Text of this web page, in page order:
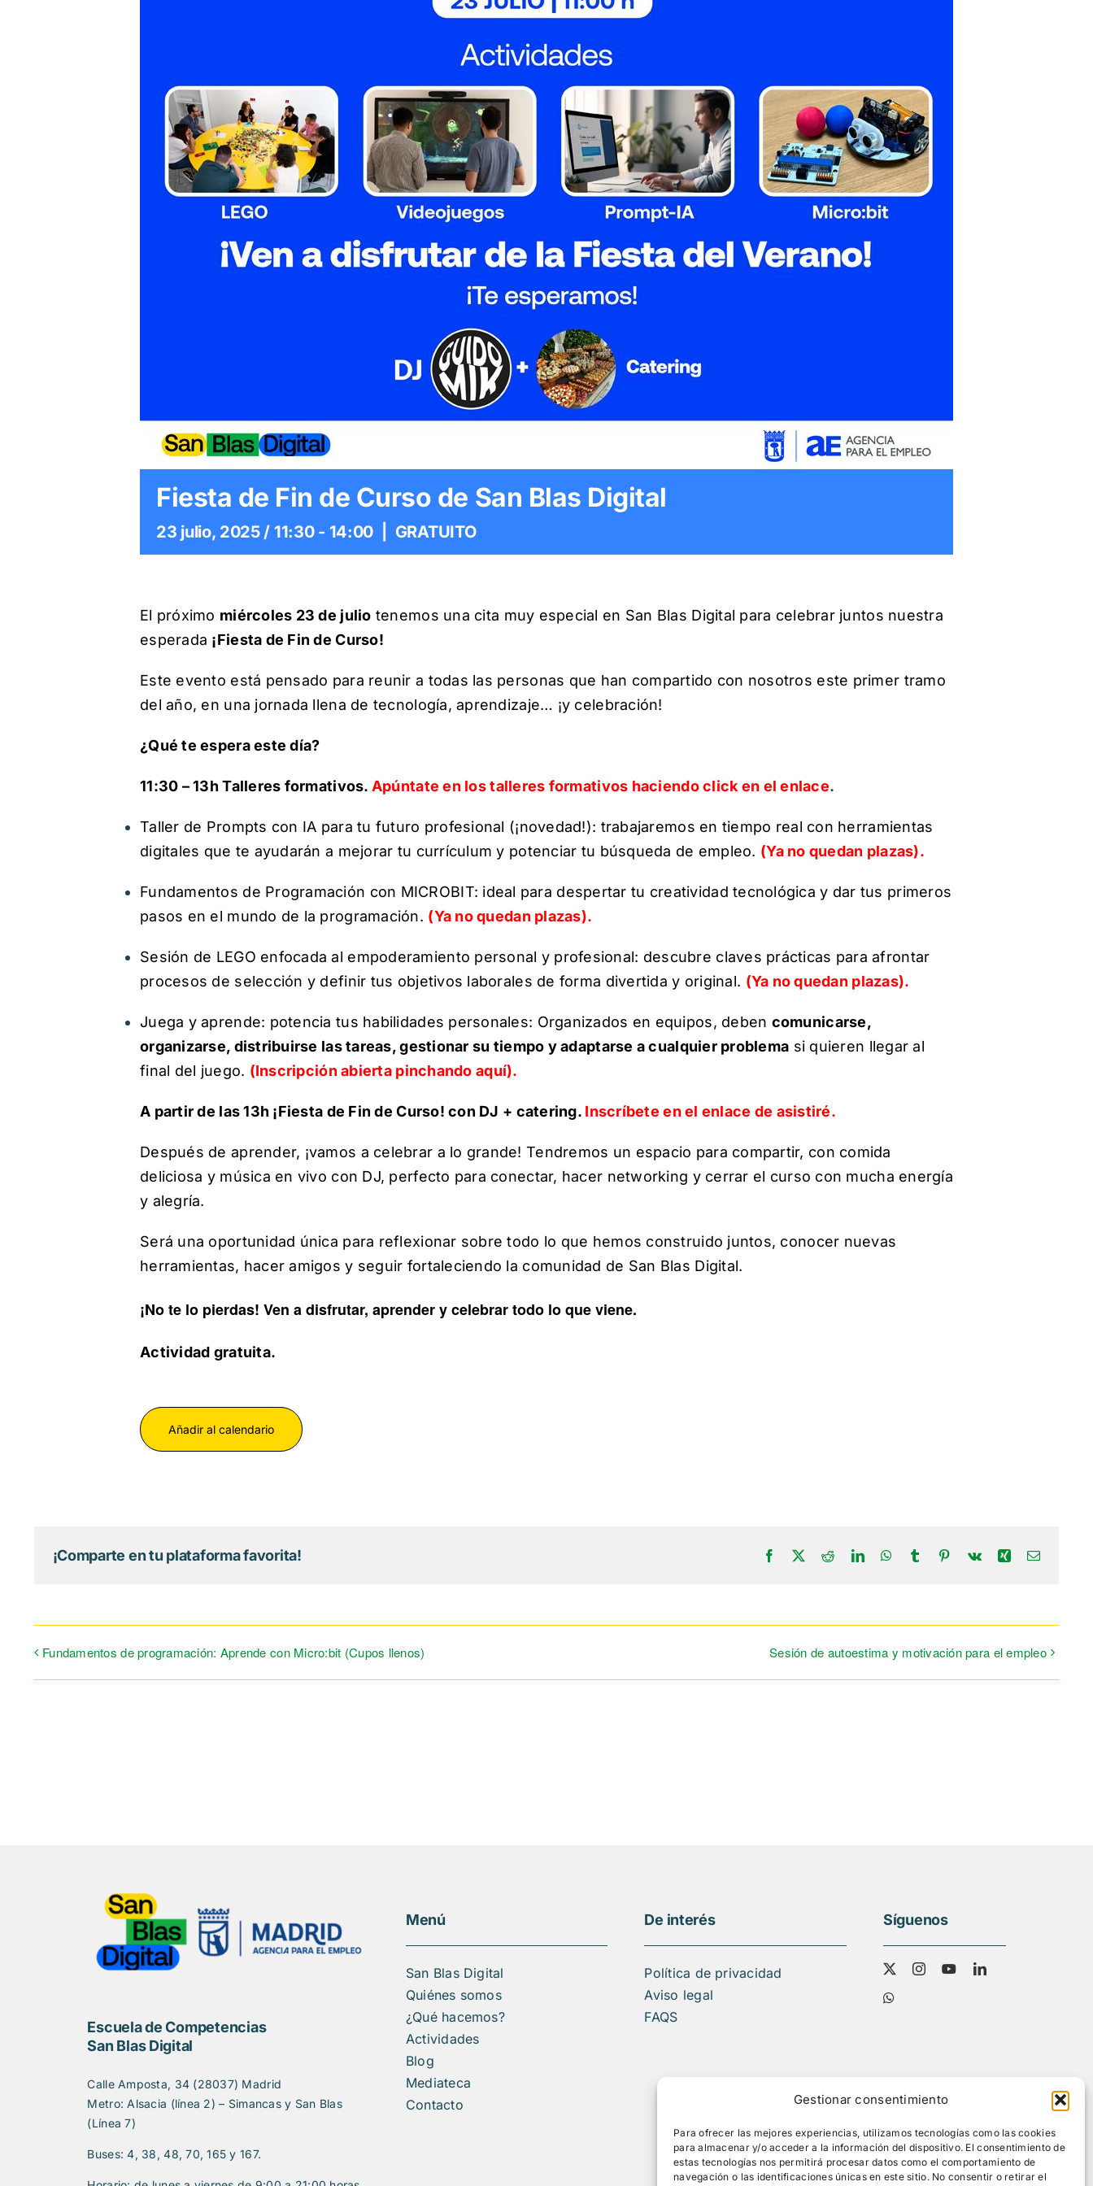
Gestionar consentimiento
Para ofrecer las mejores experiencias, utilizamos tecnologías como las cookies
para almacenar y/o acceder a la información del dispositivo. El consentimiento de
estas tecnologías nos permitirá procesar datos como el comportamiento de
navegación o las identificaciones únicas en este sitio. No consentir o retirar el
Fiesta de Fin de Curso de San Blas Digital
23 julio, 2025 / 11:30- 14:00 GRATUITO
El próximo miércoles 23 de julio tenemos una cita muy especial en San Blas Digital para celebrar juntos nuestra
esperada ¡Fiesta de Fin de Curso!
Este evento está pensado para reunir a todas las personas que han compartido con nosotros este primer tramo
del año, en una jornada llena de tecnología, aprendizaje… ¡y celebración!
¿Qué te espera este día?
11:30 – 13h Talleres formativos. Apúntate en los talleres formativos haciendo click en el enlace.
Taller de Prompts con IA para tu futuro profesional (¡novedad!): trabajaremos en tiempo real con herramientas
digitales que te ayudarán a mejorar tu currículum y potenciar tu búsqueda de empleo. (Ya no quedan plazas).
Fundamentos de Programación con MICROBIT: ideal para despertar tu creatividad tecnológica y dar tus primeros
pasos en el mundo de la programación. (Ya no quedan plazas).
Sesión de LEGO enfocada al empoderamiento personal y profesional: descubre claves prácticas para afrontar
procesos de selección y definir tus objetivos laborales de forma divertida y original. (Ya no quedan plazas).
Juega y aprende: potencia tus habilidades personales: Organizados en equipos, deben comunicarse,
organizarse, distribuirse las tareas, gestionar su tiempo y adaptarse a cualquier problema si quieren llegar al
final del juego. (Inscripción abierta pinchando aquí).
A partir de las 13h ¡Fiesta de Fin de Curso! con DJ + catering. Inscríbete en el enlace de asistiré.
Después de aprender, ¡vamos a celebrar a lo grande! Tendremos un espacio para compartir, con comida
deliciosa y música en vivo con DJ, perfecto para conectar, hacer networking y cerrar el curso con mucha energía
y alegría.
Será una oportunidad única para reflexionar sobre todo lo que hemos construido juntos, conocer nuevas
herramientas, hacer amigos y seguir fortaleciendo la comunidad de San Blas Digital.
¡No te lo pierdas! Ven a disfrutar, aprender y celebrar todo lo que viene.
Actividad gratuita.
Añadir al calendario
¡Comparte en tu plataforma favorita! Facebook RedditLinkedInWhatsApp
Tumblr Pinterest
Vk XingCorreo
Fundamentos de programación: Aprende con Micro:bit (Cupos llenos) Sesión de autoestima y motivación para el empleo
Escuela de Competencias
San Blas Digital
Calle Amposta, 34 (28037) Madrid
Metro: Alsacia (línea 2) – Simancas y San Blas
(Línea 7)
Buses: 4, 38, 48, 70, 165 y 167.
Menú
San Blas Digital
Quiénes somos
¿Qué hacemos?
Actividades
Blog
Mediateca
Contacto
De interés
Política de privacidad
Aviso legal
FAQS
Síguenos